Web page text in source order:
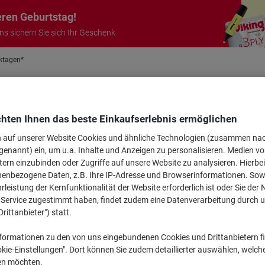
Geburtstag!
sichern Sie sich Ihr Geschenk
Sichern
Neu bei
Meetings &
Präsentation
Bürotechnik
& Elektronik
Tinte &
Toner
Papier,
Prämienshop
Kreditkarte
bitte per Chat, E-Mail oder Telefon an den Kundenservice. Scrollen
zu erhalten.
Ihnen das beste Einkaufserlebnis ermöglichen
auf unserer Website Cookies und ähnliche Technologien (zusammen
ein, um u.a. Inhalte und Anzeigen zu personalisieren. Medien
einzubinden oder Zugriffe auf unsere Website zu analysieren.
Daten, z.B. Ihre IP-Adresse und Browserinformationen.
der Kernfunktionalität der Website erforderlich ist oder Sie der
zugestimmt haben, findet zudem eine Datenverarbeitung durch
statt.
zu den von uns eingebundenen Cookies und Drittanbietern
Einstellungen". Dort können Sie zudem detaillierter auswählen,
möchten.